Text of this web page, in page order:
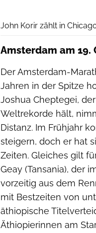
John Korir zählt in
Amsterdam am 19.
Der Amsterdam-
Jahren in der Spitze
Joshua Cheptegei,
Weltrekorde hält,
Distanz. Im Frühjahr
steigern, doch er hat
Zeiten. Gleiches gilt
Geay (Tansania), der
vorzeitig aus dem
mit Bestzeiten von
äthiopische
Äthiopierinnen am